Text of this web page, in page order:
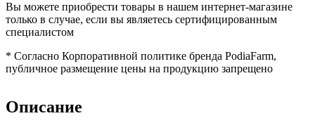
Вы можете приобрести товары в нашем интернет-магазине
только в случае, если вы являетесь сертифицированным
специалистом
* Согласно Корпоративной политике бренда PodiaFarm,
публичное размещение цены на продукцию запрещено
Описание